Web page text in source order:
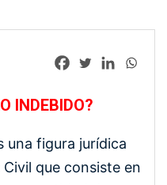
INDEBIDO?
una figura jurídica
que consiste en